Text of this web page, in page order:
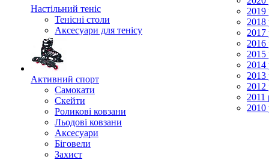
Настільний теніс
Тенісні столи
Аксесуари для тенісу
Активний спорт
Самокати
Скейти
Роликові ковзани
Льодові ковзани
Аксесуари
Біговели
Захист
2019
2018
2017
2016
2015
2014
2013
2012
2011
2010